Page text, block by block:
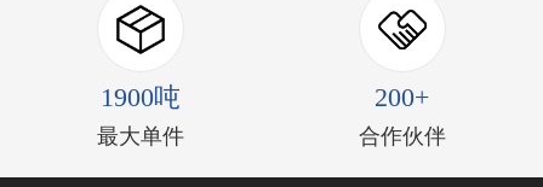
1900吨
最大单件
200+
合作伙伴